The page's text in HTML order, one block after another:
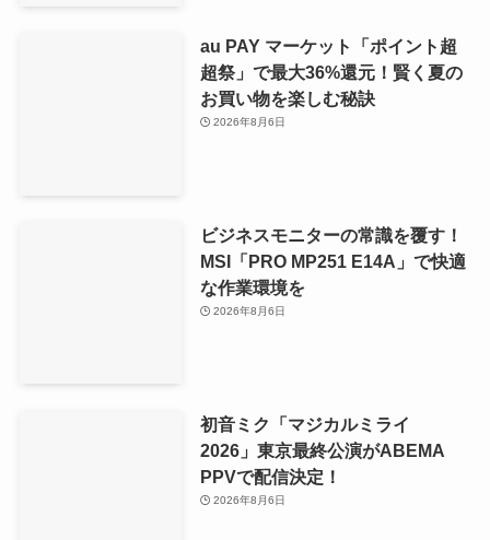
au PAY マーケット「ポイント超
超祭」で最大36%還元！賢く夏の
お買い物を楽しむ秘訣
2026年8月6日
ビジネスモニターの常識を覆す！
MSI「PRO MP251 E14A」で快適
な作業環境を
2026年8月6日
初音ミク「マジカルミライ
2026」東京最終公演がABEMA
PPVで配信決定！
2026年8月6日